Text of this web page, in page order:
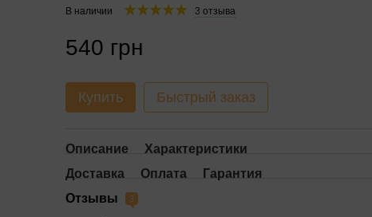
В наличии 3 отзыва
540 грн
Купить Быстрый заказ
Описание
Характеристики
Доставка
Оплата
Гарантия
Отзывы
3